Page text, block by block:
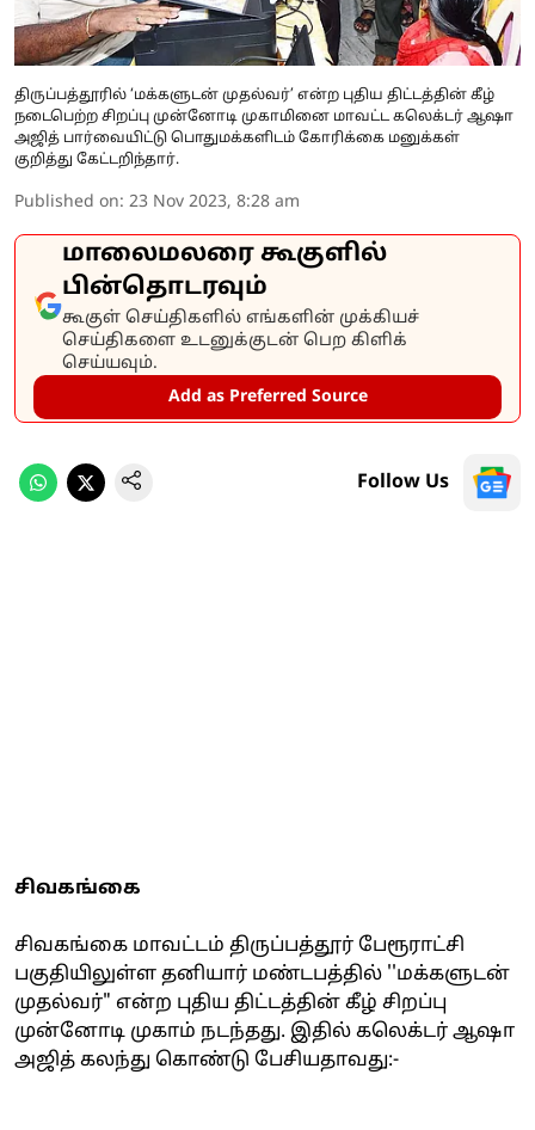
திருப்பத்தூரில் ‘மக்களுடன் முதல்வர்’ என்ற புதிய திட்டத்தின் கீழ்
நடைபெற்ற சிறப்பு முன்னோடி முகாமினை மாவட்ட கலெக்டர் ஆஷா
அஜித் பார்வையிட்டு பொதுமக்களிடம் கோரிக்கை மனுக்கள்
குறித்து கேட்டறிந்தார்.
Published on: 23 Nov 2023, 8:28 am
மாலைமலரை கூகுளில்
பின்தொடரவும்
கூகுள் செய்திகளில் எங்களின் முக்கியச்
செய்திகளை உடனுக்குடன் பெற கிளிக்
செய்யவும்.
Add as Preferred Source
Follow Us
சிவகங்கை
சிவகங்கை மாவட்டம் திருப்பத்தூர் பேரூராட்சி
பகுதியிலுள்ள தனியார் மண்டபத்தில் ''மக்களுடன்
முதல்வர்" என்ற புதிய திட்டத்தின் கீழ் சிறப்பு
முன்னோடி முகாம் நடந்தது. இதில் கலெக்டர் ஆஷா
அஜித் கலந்து கொண்டு பேசியதாவது:-